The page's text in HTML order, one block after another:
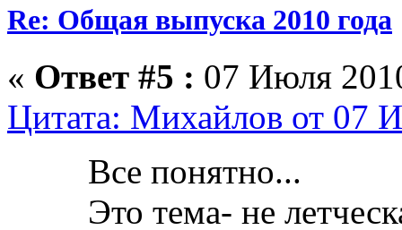
Re: Общая выпуска 2010 года
« Ответ #5 : 07 Июля
Цитата: Михайлов от 07
Все понятно...
Это тема- не